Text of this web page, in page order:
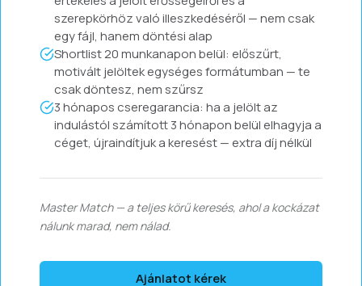
szerepkörhöz való illeszkedéséről — nem csak
egy fájl, hanem döntési alap
Shortlist 20 munkanapon belül: előszűrt,
motivált jelöltek egységes formátumban — te
csak döntesz, nem szűrsz
3 hónapos cseregarancia: ha a jelölt az
indulástól számított 3 hónapon belül elhagyja a
céget, újraindítjuk a keresést — extra díj nélkül
Master Match — a teljes körű keresés, ahol a kockázat
nálunk marad, nem nálad.
Ajánlatot kérek